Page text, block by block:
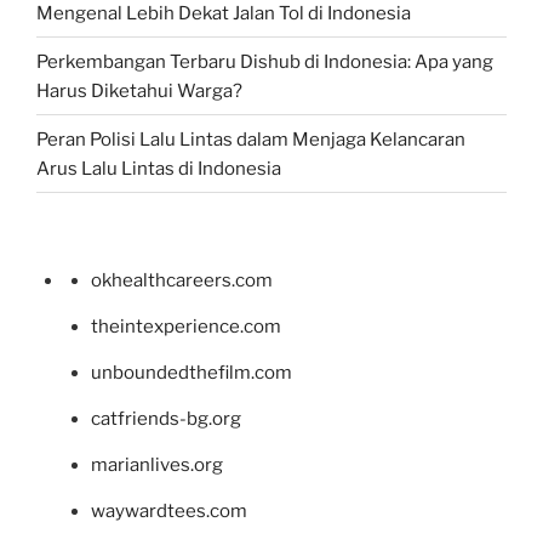
Mengenal Lebih Dekat Jalan Tol di Indonesia
Perkembangan Terbaru Dishub di Indonesia: Apa yang
Harus Diketahui Warga?
Peran Polisi Lalu Lintas dalam Menjaga Kelancaran
Arus Lalu Lintas di Indonesia
okhealthcareers.com
theintexperience.com
unboundedthefilm.com
catfriends-bg.org
marianlives.org
waywardtees.com